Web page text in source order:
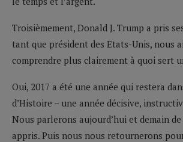
Troisièmement, Donald J. Trump a pris
tant que président des Etats-Unis, nous
comprendre plus clairement à quoi sert
Oui, 2017 a été une année qui restera
d’Histoire – une année décisive,
Nous parlerons aujourd’hui et demain de
appris. Puis nous nous retournerons